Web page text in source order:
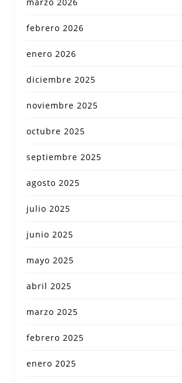
febrero 2026
enero 2026
diciembre 2025
noviembre 2025
octubre 2025
septiembre 2025
agosto 2025
julio 2025
junio 2025
mayo 2025
abril 2025
marzo 2025
febrero 2025
enero 2025